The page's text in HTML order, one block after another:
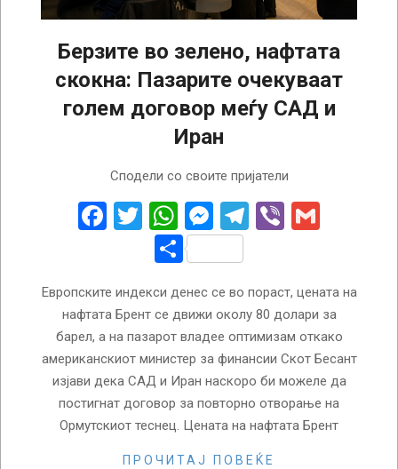
Берзите во зелено, нафтата
скокна: Пазарите очекуваат
голем договор меѓу САД и
Иран
Сподели со своите пријатели
Facebook
Twitter
WhatsApp
Messenger
Telegram
Viber
Share
Европските индекси денес се во пораст, цената на
нафтата Брент се движи околу 80 долари за
барел, а на пазарот владее оптимизам откако
американскиот министер за финансии Скот Бесант
изјави дека САД и Иран наскоро би можеле да
постигнат договор за повторно отворање на
Ормутскиот теснец. Цената на нафтата Брент
ПРОЧИТАЈ ПОВЕЌЕ